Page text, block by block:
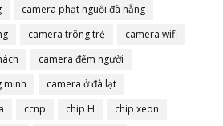
camera phạt nguội đà nẵng
camera trông trẻ
camera wifi
camera đếm người
minh
camera ở đà lạt
ccnp chip H
chip xeon